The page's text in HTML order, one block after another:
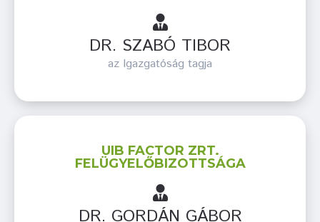
DR. SZABÓ TIBOR
az Igazgatóság tagja
UIB FACTOR ZRT.
FELÜGYELŐBIZOTTSÁGA
DR. GORDÁN GÁBOR